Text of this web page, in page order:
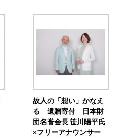
故人の「想い」かなえ
る 遺贈寄付 日本財
団名誉会長 笹川陽平氏
×フリーアナウンサー